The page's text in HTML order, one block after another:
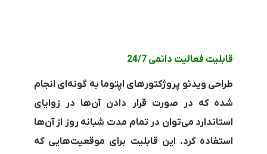
قابلیت فعالیت دائمی 24/7
طراحی ویدئو پروژکتورهای اپتوما به گونه‌ای انجام
شده که در صورت قرار دادن آن‌ها در زوایای
استاندارد می‌توان در تمام مدت شبانه روز از آن‌ها
استفاده کرد. این قابلیت برای موقعیت‌هایی که